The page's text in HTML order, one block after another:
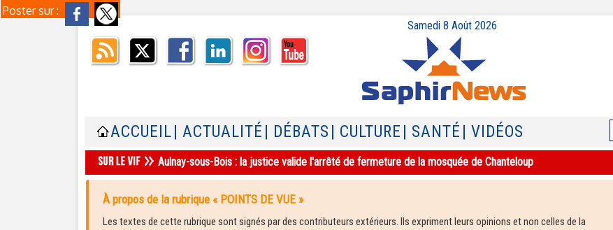
Poster sur :
Samedi 8 Août 2026
ACCUEIL | ACTUALITÉ | DÉBATS | CULTURE | SANTÉ | VIDÉOS
Aulnay-sous-Bois : la justice valide l'arrêté de fermeture de la mosquée de Chanteloup
À propos de la rubrique « POINTS DE VUE »
Les textes de cette rubrique sont signés par des contributeurs extérieurs. Ils expriment leurs opinions et non celles de la